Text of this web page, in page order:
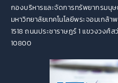
กองบริหารและจัดการทรัพยากรมนุ
มหาวิทยาลัยเทคโนโลยีพระจอมเกล้า
1518 ถนนประชาราษฎร์ 1 แขวงวงศ์
10800